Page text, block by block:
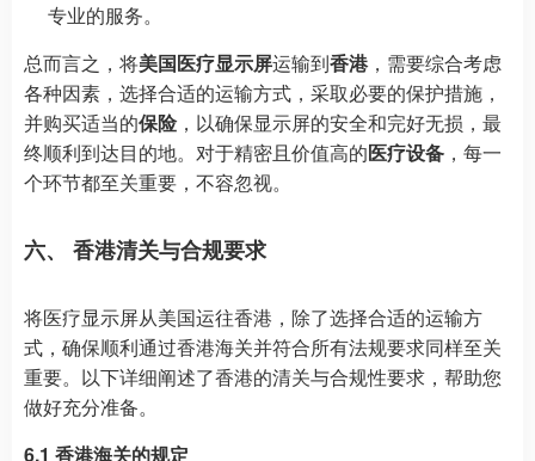
专业的服务。
总而言之，将美国医疗显示屏运输到香港，需要综合考虑
各种因素，选择合适的运输方式，采取必要的保护措施，
并购买适当的保险，以确保显示屏的安全和完好无损，最
终顺利到达目的地。对于精密且价值高的医疗设备 ，每一
个环节都至关重要，不容忽视。
六、 香港清关与合规要求
将医疗显示屏从美国运往香港，除了选择合适的运输方
式，确保顺利通过香港海关并符合所有法规要求同样至关
重要。以下详细阐述了香港的清关与合规性要求，帮助您
做好充分准备。
6.1 香港海关的规定